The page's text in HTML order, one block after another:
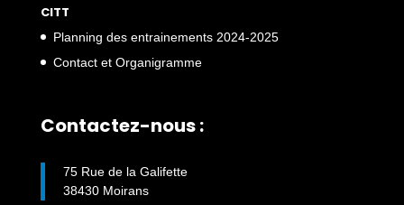
CITT
Planning des entrainements 2024-2025
Contact et Organigramme
Contactez-nous :
75 Rue de la Galifette
38430 Moirans